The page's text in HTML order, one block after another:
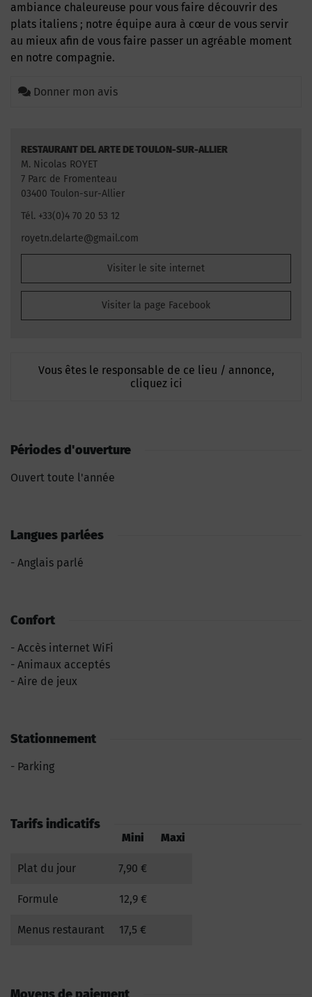
ambiance chaleureuse pour vous faire découvrir des
plats italiens ; notre équipe aura à cœur de vous servir
au mieux afin de vous faire passer un agréable moment
en notre compagnie.
Donner mon avis
RESTAURANT DEL ARTE DE TOULON-SUR-ALLIER
M. Nicolas ROYET
7 Parc de Fromenteau
03400 Toulon-sur-Allier
Tél. +33(0)4 70 20 53 12
royetn.delarte@gmail.com
Visiter le site internet
Visiter la page Facebook
Vous êtes le responsable de ce lieu / annonce,
cliquez ici
Périodes d'ouverture
Ouvert toute l'année
Langues parlées
Anglais parlé
Confort
Accès internet WiFi
Animaux acceptés
Aire de jeux
Stationnement
Parking
Tarifs indicatifs
Mini Maxi
Plat du jour 7,90 €
Formule 12,9 €
Menus restaurant 17,5 €